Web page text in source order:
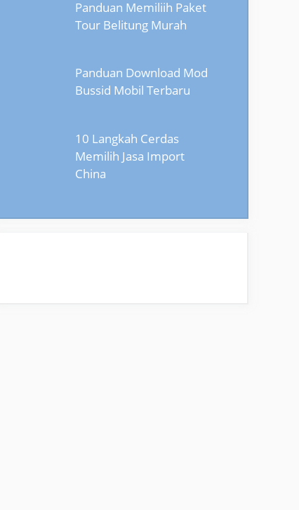
Panduan Memiliih Paket
Tour Belitung Murah
Panduan Download Mod
Bussid Mobil Terbaru
10 Langkah Cerdas
Memilih Jasa Import
China